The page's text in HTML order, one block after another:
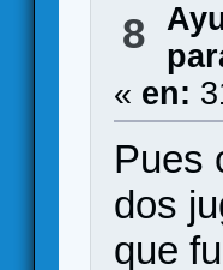
8
« en:
Pues
dos
que